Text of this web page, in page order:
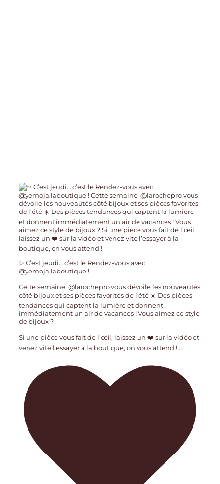
✨ C’est jeudi… c’est le Rendez-vous avec
@yemoja.laboutique !
Cette semaine, @larochepro vous dévoile les nouveautés
côté bijoux et ses pièces favorites de l’été ☀️ Des pièces
tendances qui captent la lumière et donnent
immédiatement un air de vacances ! Vous aimez ce style
de bijoux ?
Si une pièce vous fait de l’œil, laissez un ❤️ sur la vidéo et
venez vite l’essayer à la boutique, on vous attend !…